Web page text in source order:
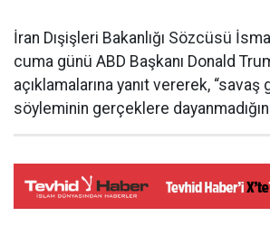
İran Dışişleri Bakanlığı Sözcüsü
cuma günü ABD Başkanı Donald
açıklamalarına yanıt vererek, “savaş
söyleminin gerçeklere